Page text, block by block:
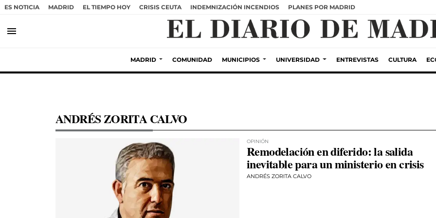
ES NOTICIA MADRID EL TIEMPO HOY CRISIS CEUTA INDEMNIZACIÓN INCENDIOS PLANES POR MADRID
menu
MADRID COMUNIDAD MUNICIPIOS UNIVERSIDAD ENTREVISTAS CULTURA
ANDRÉS ZORITA CALVO
OPINIÓN
Remodelación en diferido: la salida
inevitable para un ministerio en crisis
ANDRÉS ZORITA CALVO